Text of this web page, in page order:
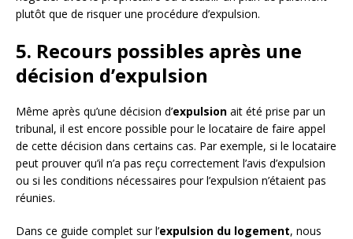
plutôt que de risquer une procédure d’expulsion.
5. Recours possibles après une
décision d’expulsion
Même après qu’une décision d’expulsion ait été prise par un
tribunal, il est encore possible pour le locataire de faire appel
de cette décision dans certains cas. Par exemple, si le locataire
peut prouver qu’il n’a pas reçu correctement l’avis d’expulsion
ou si les conditions nécessaires pour l’expulsion n’étaient pas
réunies.
Dans ce guide complet sur l’expulsion du logement, nous